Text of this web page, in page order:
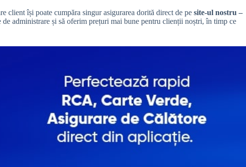
client își poate cumpăra singur asigurarea dorită direct de pe site-ul nostru –
administrare și să oferim prețuri mai bune pentru clienții noștri, în timp ce